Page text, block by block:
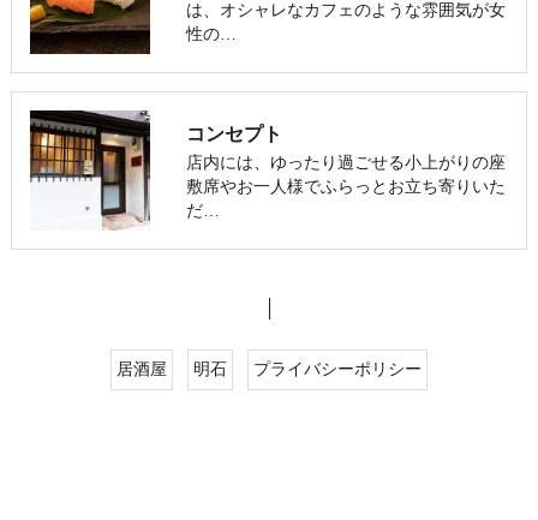
は、オシャレなカフェのような雰囲気が女
性の…
コンセプト
店内には、ゆったり過ごせる小上がりの座
敷席やお一人様でふらっとお立ち寄りいた
だ…
居酒屋 明石 プライバシーポリシー